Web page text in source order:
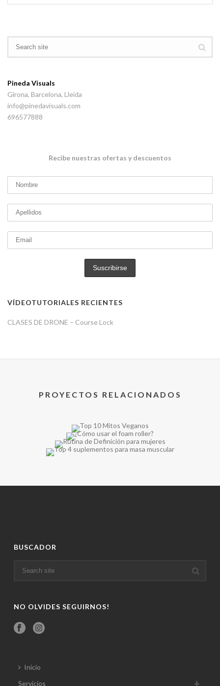
Pineda Visuals
Girona, Barcelona, Lleida
info@pinedavisuals.com
696577888
Recibe nuestras ofertas y descuentos
VÍDEOTUTORIALES RECIENTES
CLASES DE DRONE – Course Lock
PROYECTOS RELACIONADOS
BUSCADOR
NO OLVIDES SEGUIRNOS!
Inicio
Servicios